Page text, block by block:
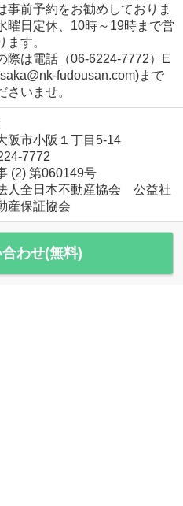
事前予約をお勧めしておりま
曜日定休、10時～19時まで営
ます。
際は電話（06-6224-7772）E
fudousan.com)まで
さいませ。
阪市小阪１丁目5-14
7772
(2) 第060149号
人全日本不動産協会 公益社
産保証協会
わせ(無料)